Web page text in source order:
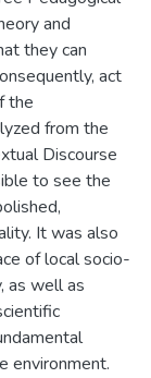
and
they can
act
the
from the
Discourse
to see the
It was also
of local socio-
as well as
environment.